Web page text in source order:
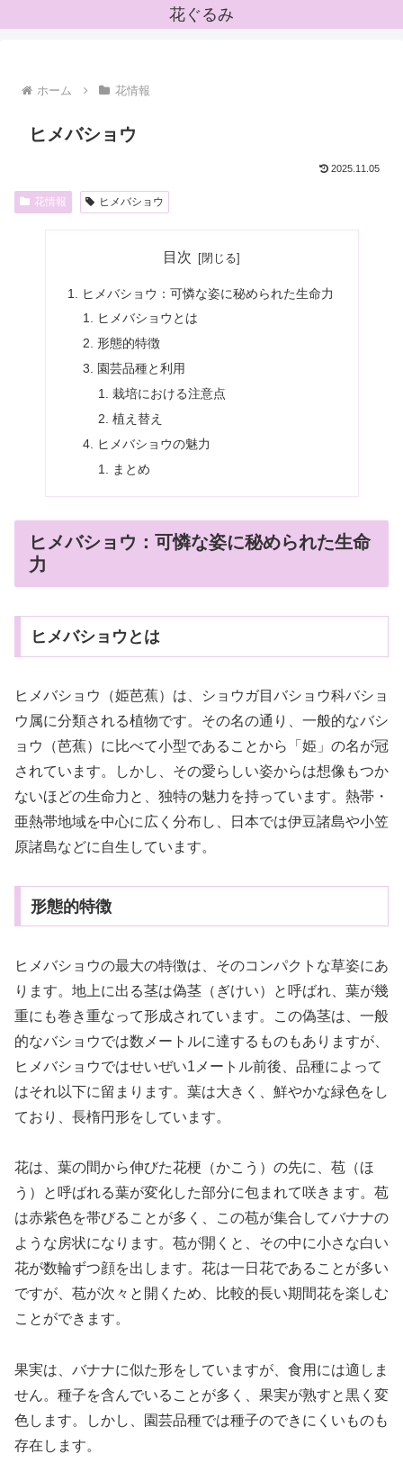
花ぐるみ
ホーム 花情報
ヒメバショウ
2025.11.05
花情報 ヒメバショウ
目次
ヒメバショウ：可憐な姿に秘められた生命力
ヒメバショウとは
形態的特徴
園芸品種と利用
栽培における注意点
植え替え
ヒメバショウの魅力
まとめ
ヒメバショウ：可憐な姿に秘められた生命
力
ヒメバショウとは
ヒメバショウ（姫芭蕉）は、ショウガ目バショウ科バショ
ウ属に分類される植物です。その名の通り、一般的なバシ
ョウ（芭蕉）に比べて小型であることから「姫」の名が冠
されています。しかし、その愛らしい姿からは想像もつか
ないほどの生命力と、独特の魅力を持っています。熱帯・
亜熱帯地域を中心に広く分布し、日本では伊豆諸島や小笠
原諸島などに自生しています。
形態的特徴
ヒメバショウの最大の特徴は、そのコンパクトな草姿にあ
ります。地上に出る茎は偽茎（ぎけい）と呼ばれ、葉が幾
重にも巻き重なって形成されています。この偽茎は、一般
的なバショウでは数メートルに達するものもありますが、
ヒメバショウではせいぜい1メートル前後、品種によって
はそれ以下に留まります。葉は大きく、鮮やかな緑色をし
ており、長楕円形をしています。
花は、葉の間から伸びた花梗（かこう）の先に、苞（ほ
う）と呼ばれる葉が変化した部分に包まれて咲きます。苞
は赤紫色を帯びることが多く、この苞が集合してバナナの
ような房状になります。苞が開くと、その中に小さな白い
花が数輪ずつ顔を出します。花は一日花であることが多い
ですが、苞が次々と開くため、比較的長い期間花を楽しむ
ことができます。
果実は、バナナに似た形をしていますが、食用には適しま
せん。種子を含んでいることが多く、果実が熟すと黒く変
色します。しかし、園芸品種では種子のできにくいものも
存在します。